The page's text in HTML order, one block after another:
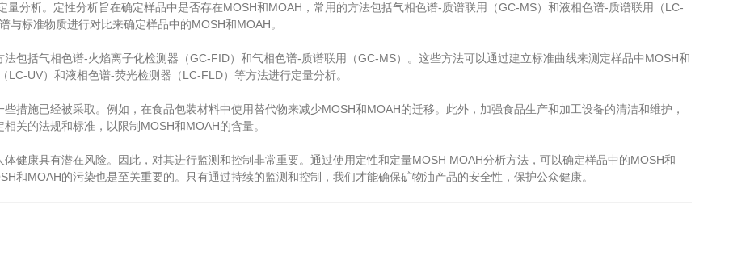
析。定性分析旨在确定样品中是否存在MOSH和MOAH，常用的方法包括气相色谱-质谱联用（GC-MS）和液相色谱-质谱联用（LC-
标准物质进行对比来确定样品中的MOSH和MOAH。
括气相色谱-火焰离子化检测器（GC-FID）和气相色谱-质谱联用（GC-MS）。这些方法可以通过建立标准曲线来测定样品中MOSH和
UV）和液相色谱-荧光检测器（LC-FLD）等方法进行定量分析。
施已经被采取。例如，在食品包装材料中使用替代物来减少MOSH和MOAH的迁移。此外，加强食品生产和加工设备的清洁和维护，
关的法规和标准，以限制MOSH和MOAH的含量。
康具有潜在风险。因此，对其进行监测和控制非常重要。通过使用定性和定量MOSH MOAH分析方法，可以确定样品中的MOSH和
和MOAH的污染也是至关重要的。只有通过持续的监测和控制，我们才能确保矿物油产品的安全性，保护公众健康。